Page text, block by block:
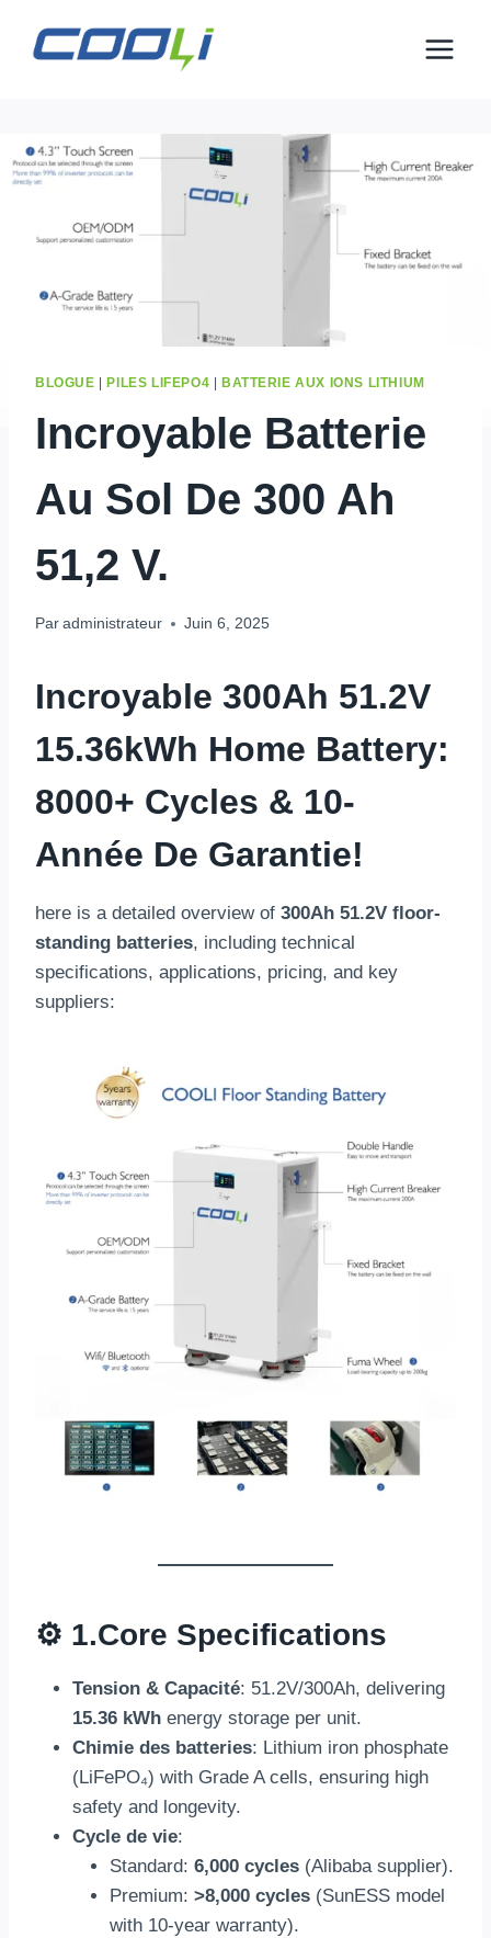
BLOGUE |PILES LIFEPO4 | BATTERIE AUX IONS LITHIUM
Incroyable Batterie
Au Sol De 300 Ah
51,2 V.
Par administrateur Juin 6, 2025
Incroyable 300Ah 51.2V
15.36KWh Home Battery:
8000+ Cycles & 10-
Année De Garantie!
here is a detailed overview of 300Ah 51.2V floor-
standing batteries, including technical
specifications, applications, pricing, and key
suppliers:
⚙️ 1.Core Specifications
Tension & Capacité: 51.2V/300Ah, delivering
15.36 kWh energy storage per unit.
Chimie des batteries: Lithium iron phosphate
(LiFePO₄) with Grade A cells, ensuring high
safety and longevity.
Cycle de vie:
Standard: 6,000 cycles (Alibaba supplier).
Premium: >8,000 cycles (SunESS model
with 10-year warranty).